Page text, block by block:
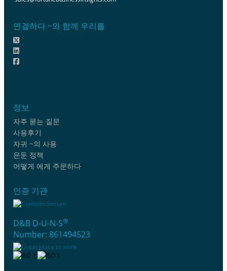
연결하다 ~와 함께 우리를
정보
자주 묻는 질문
사용후기
자귀 ~의 사용
은둔 정책
어떻게 에게 주문하다
인증 기관
D&B D-U-N-S®
Number: 861494523